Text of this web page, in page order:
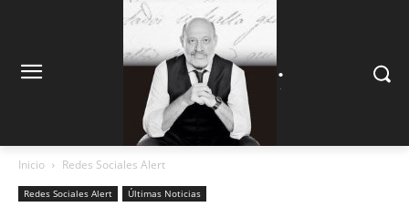
.
Inicio Redes Sociales Alert
Redes Sociales Alert Últimas Noticias